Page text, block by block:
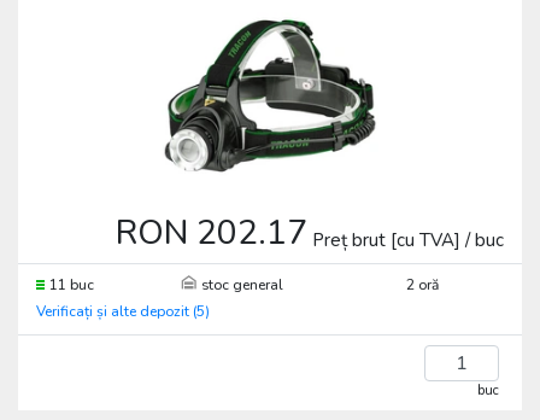
RON 202.17 Preț brut [cu TVA] / buc
11 buc stoc general
2 oră
Verificați și alte depozit (5)
buc